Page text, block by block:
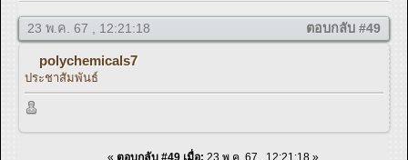
23 พ.ค. 67 , 12:21:18 ตอบกลับ #49
polychemicals7
ประชาสัมพันธ์
« ตอบกลับ #49 เมื่อ: 23 พ.ค. 67 , 12:21:18 »